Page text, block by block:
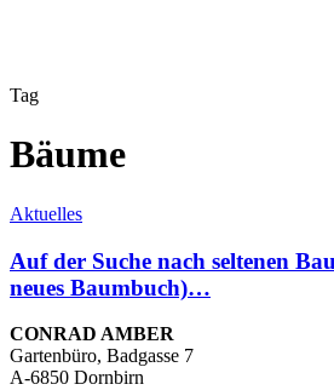
Tag
Bäume
Aktuelles
Auf der Suche nach seltenen
neues Baumbuch)…
CONRAD AMBER
Gartenbüro, Badgasse 7
A-6850 Dornbirn